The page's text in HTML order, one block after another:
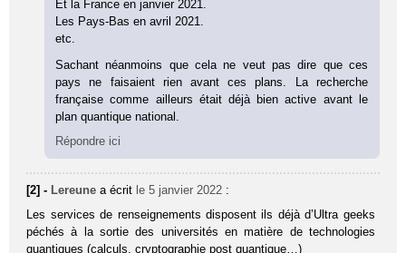
Et la France en janvier 2021.
Les Pays-Bas en avril 2021.
etc.
Sachant néanmoins que cela ne veut pas dire que ces
pays ne faisaient rien avant ces plans. La recherche
française comme ailleurs était déjà bien active avant le
plan quantique national.
Répondre ici
[2] - Lereune a écrit le 5 janvier 2022 :
Les services de renseignements disposent ils déjà d’Ultra geeks
péchés à la sortie des universités en matière de technologies
quantiques (calculs, cryptographie post quantique…)